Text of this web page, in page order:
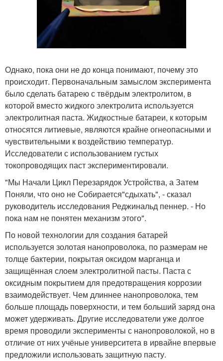
Однако, пока они не до конца понимают, почему это
происходит. Первоначальным замыслом эксперимента
было сделать батарею с твёрдым электролитом, в
которой вместо жидкого электролита используется
электролитная паста. Жидкостные батареи, к которым
относятся литиевые, являются крайне огнеопасными и
чувствительными к воздействию температур.
Исследователи с использованием густых
токопроводящих паст экспериментировали.
"Мы Начали Цикл Перезарядок Устройства, а Затем
Поняли, что оно не Собирается"сдыхать", - сказал
руководитель исследования Реджинальд пеннер. - Но
пока нам не понятен механизм этого".
По новой технологии для создания батарей
используется золотая нанопроволока, по размерам не
толще бактерии, покрытая оксидом марганца и
защищённая слоем электролитной пасты. Паста с
оксидным покрытием для предотвращения коррозии
взаимодействует. Чем длиннее нанопроволока, тем
больше площадь поверхности, и тем больший заряд она
может удерживать. Другие исследователи уже долгое
время проводили эксперименты с нанопроволокой, но в
отличие от них учёные университета в ирвайне впервые
предложили использовать защитную пасту.